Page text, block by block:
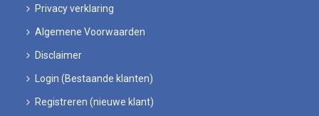
Privacy verklaring
Algemene Voorwaarden
Disclaimer
Login (Bestaande klanten)
Registreren (nieuwe klant)